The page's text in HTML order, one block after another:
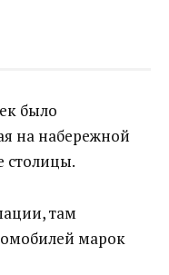
было
на набережной
столицы.
там
марок